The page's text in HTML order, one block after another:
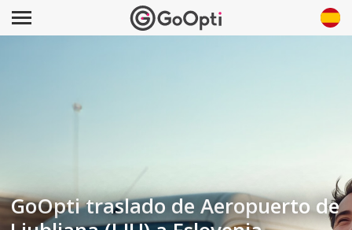
GoOpti traslado de Aeropuerto de